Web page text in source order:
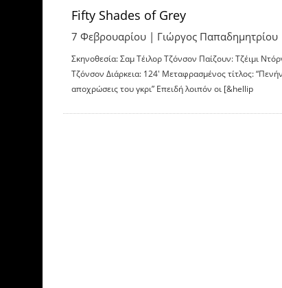
Fifty Shades of Grey
7 Φεβρουαρίου | Γιώργος Παπαδημητρίου
Σκηνοθεσία: Σαμ Τέιλορ Τζόνσον Παίζουν: Τζέιμι
Τζόνσον Διάρκεια: 124′ Μεταφρασμένος τίτλος:
αποχρώσεις του γκρι” Επειδή λοιπόν οι [&hellip